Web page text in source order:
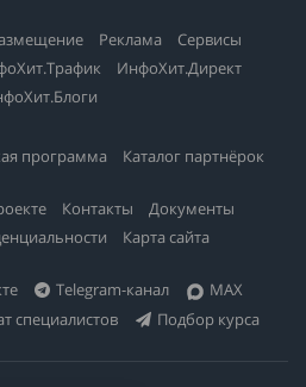
Реклама
Сервисы
ИнфоХит.Директ
программа Каталог партнёрок
Контакты
Документы
Карта сайта
Telegram-канал
MAX
специалистов Подбор курса